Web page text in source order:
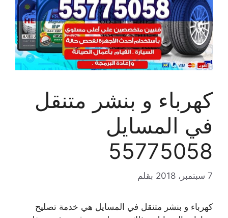
كهرباء و بنشر متنقل
في المسايل
55775058
7 سبتمبر، 2018 بقلم
كهرباء و بنشر متنقل في المسايل هي خدمة تصليح